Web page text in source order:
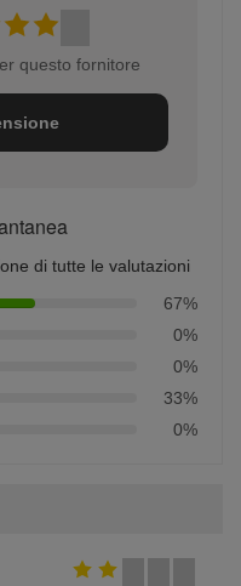
questo fornitore
di tutte le valutazioni
67%
0%
0%
33%
0%